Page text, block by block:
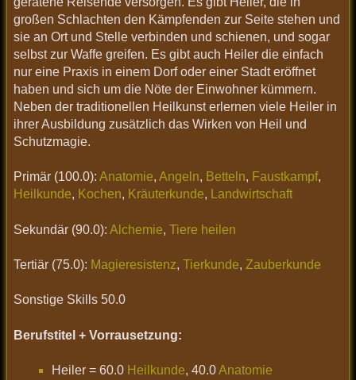
großen Schlachten den Kämpfenden zur Seite stehen und
sie an Ort und Stelle verbinden und schienen, und sogar
selbst zur Waffe greifen. Es gibt auch Heiler die einfach
nur eine Praxis in einem Dorf oder einer Stadt eröffnet
haben und sich um die Nöte der Einwohner kümmern.
Neben der traditionellen Heilkunst erlernen viele Heiler in
ihrer Ausbildung zusätzlich das Wirken von Heil und
Schutzmagie.
Primär (100.0): Anatomie, Angeln, Betteln, Faustkampf,
Heilkunde, Kochen, Kräuterkunde, Landwirtschaft
Sekundär (90.0): Alchemie, Tiere heilen
Tertiär (75.0): Magieresistenz, Tierkunde, Zauberkunde
Sonstige Skills 50.0
Berufstitel + Vorrausetzung:
Heiler = 60.0 Heilkunde, 40.0Anatomie